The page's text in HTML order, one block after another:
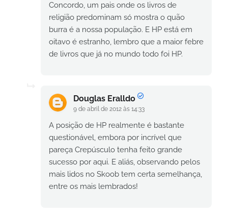
Concordo, um pais onde os livros de
religião predominam só mostra o quão
burra é a nossa população. E HP está em
oitavo é estranho, lembro que a maior febre
de livros que já no mundo todo foi HP.
Douglas Eralldo
9 de abril de 2012 às 14:33
A posição de HP realmente é bastante
questionável, embora por incrível que
pareça Crepúsculo tenha feito grande
sucesso por aqui. E aliás, observando pelos
mais lidos no Skoob tem certa semelhança,
entre os mais lembrados!